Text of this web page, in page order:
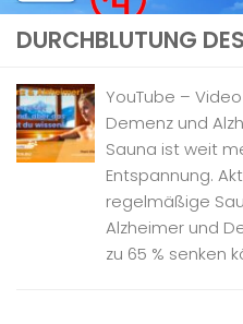
DURCHBLUTUNG
YouTube –
Demenz und
Sauna ist weit
Entspannung.
regelmäßige
Alzheimer und
zu 65 % senken